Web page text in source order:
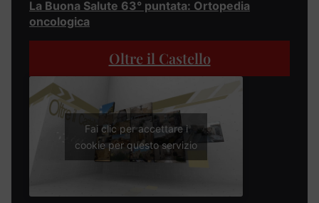
La Buona Salute 63° puntata: Ortopedia
oncologica
Oltre il Castello
Fai clic per accettare i
cookie per questo servizio